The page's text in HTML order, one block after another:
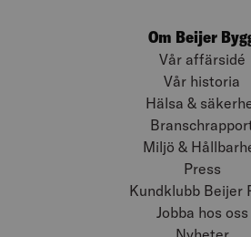
Om Beijer
Vår affärsidé
Vår historia
Hälsa &
Miljö &
Press
Kundklubb Beijer
Jobba hos oss